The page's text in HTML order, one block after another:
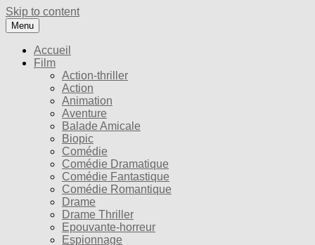
Skip to content
Menu
Accueil
Film
Action-thriller
Action
Animation
Aventure
Balade Amicale
Biopic
Comédie
Comédie Dramatique
Comédie Fantastique
Comédie Romantique
Drame
Drame Thriller
Epouvante-horreur
Espionnage